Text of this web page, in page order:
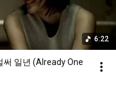
6:22
써 일년 (Already One